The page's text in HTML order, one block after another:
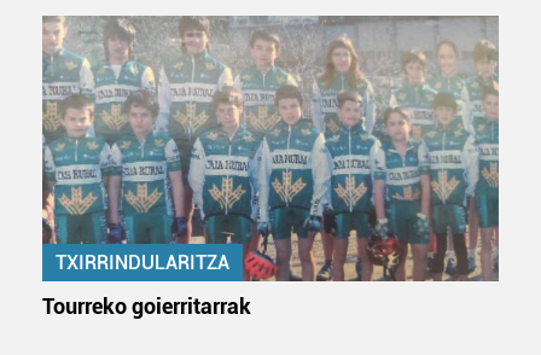
datuen atalean. Edozein unetan alda edo ken dezakezu
zure baimena Cookieen adierazpenean.
Webgune honek cookie propioak eta hirugarrenen cookie-
fitxategiak erabiltzen ditu. Zure esperientzia eta
zerbitzuak hobetzeko asmoz, cookie teknologiaz
baliatzen gara. Ohar hau onartuz gero, teknologia hori
erabiltzeko baimen esplizitua ematen diguzu. Gehiago
irakurri
TXIRRINDULARITZA
Tourreko goierritarrak